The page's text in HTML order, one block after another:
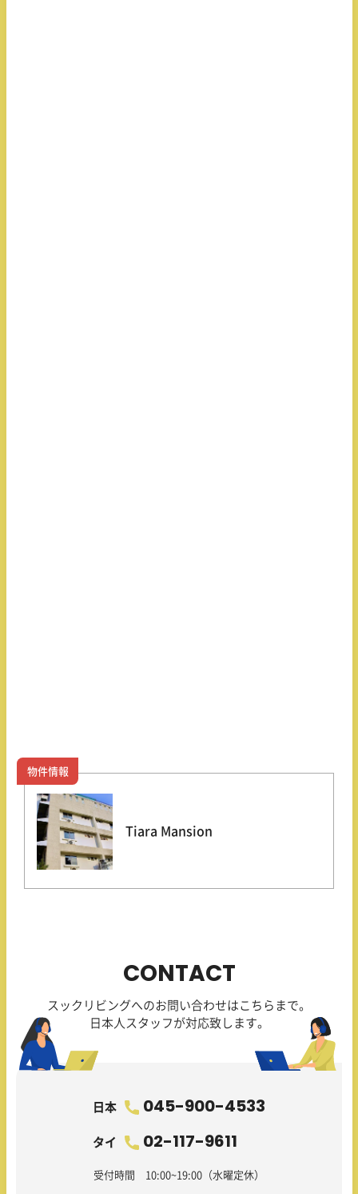
物件情報
Tiara Mansion
CONTACT
スックリビングへのお問い合わせはこちらまで。
日本人スタッフが対応致します。
日本 045-900-4533
タイ 02-117-9611
受付時間 10:00~19:00（水曜定休）